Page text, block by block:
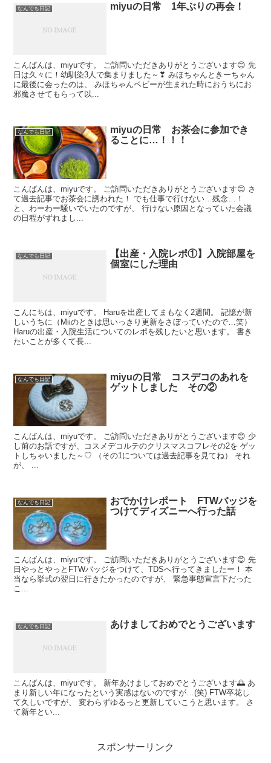
なんでも日記 miyuの日常 1年ぶりの再会！
こんばんは、miyuです。 ご訪問いただきありがとうございます😊 先
日は久々に！幼馴染3人で集まりました～❣ みほちゃんときーちゃん
に最後に会ったのは、 みほちゃんベビーが生まれた時におうちにお
邪魔させてもらって以...
なんでも日記
miyuの日常 お茶会に参加でき
ることに…！！！
こんばんは、miyuです。 ご訪問いただきありがとうございます😊 さ
て過去記事でお茶会に誘われた！ でも仕事で行けない…残念…！
と、わーわー騒いでいたのですが、 行けない原因となっていた会議
の日程がずれまし...
なんでも日記
【出産・入院レポ①】入院部屋を
個室にした理由
こんにちは、miyuです。 Haruを出産してまもなく2週間。 記憶が新
しいうちに（Miiのときは思いっきり更新をさぼっていたので…笑）
Haruの出産・入院生活についてのレポを残したいと思います。 書き
たいことが多くて長...
なんでも日記
miyuの日常 コスデコのあれを
ゲットしました その②
こんばんは、miyuです。 ご訪問いただきありがとうございます😊 少
し前のお話ですが、コスメデコルテのクリスマスコフレその2を ゲッ
トしちゃいました～♡ （その1については過去記事を見てね） それ
が、 ...
なんでも日記
おでかけレポート FTWバッジを
つけてディズニーへ行った話
こんばんは、miyuです。 ご訪問いただきありがとうございます😊 先
日やっとやっとFTWバッジをつけて、TDSへ行ってきましたー！ 本
当なら挙式の翌日に行きたかったのですが、 緊急事態宣言下だった
こ...
なんでも日記 あけましておめでとうございます
こんばんは、miyuです。 新年あけましておめでとうございます🌅 あ
まり新しい年になったという実感はないのですが…(笑) FTW卒花し
て久しいですが、 変わらずゆるっと更新していこうと思います。 さ
て新年とい...
スポンサーリンク